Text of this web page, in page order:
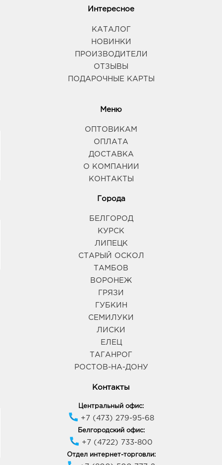
Интересное
КАТАЛОГ
НОВИНКИ
ПРОИЗВОДИТЕЛИ
ОТЗЫВЫ
ПОДАРОЧНЫЕ КАРТЫ
Меню
ОПТОВИКАМ
ОПЛАТА
ДОСТАВКА
О КОМПАНИИ
КОНТАКТЫ
Города
БЕЛГОРОД
КУРСК
ЛИПЕЦК
СТАРЫЙ ОСКОЛ
ТАМБОВ
ВОРОНЕЖ
ГРЯЗИ
ГУБКИН
СЕМИЛУКИ
ЛИСКИ
ЕЛЕЦ
ТАГАНРОГ
РОСТОВ-НА-ДОНУ
Контакты
Центральный офис:
+7 (473) 279-95-68
Белгородский офис:
+7 (4722) 733-800
Отдел интернет-торговли: